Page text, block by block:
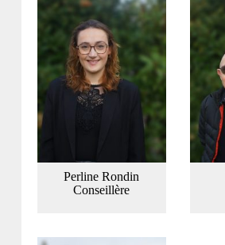
Perline Rondin
Conseillère